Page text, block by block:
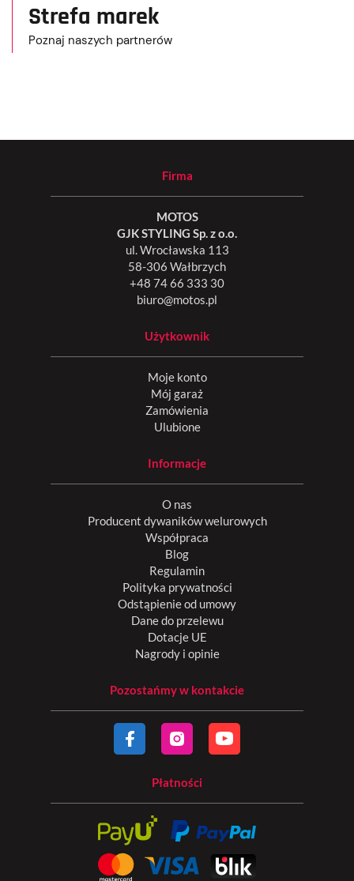
Strefa marek
Poznaj naszych partnerów
Firma
MOTOS
GJK STYLING Sp. z o.o.
ul. Wrocławska 113
58-306 Wałbrzych
+48 74 66 333 30
biuro@motos.pl
Użytkownik
Moje konto
Mój garaż
Zamówienia
Ulubione
Informacje
O nas
Producent dywaników welurowych
Współpraca
Blog
Regulamin
Polityka prywatności
Odstąpienie od umowy
Dane do przelewu
Dotacje UE
Nagrody i opinie
Pozostańmy w kontakcie
Płatności